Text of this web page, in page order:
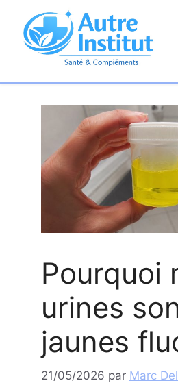
contenu
Pourquoi
urines
jaunes
21/05/2026 par Marc